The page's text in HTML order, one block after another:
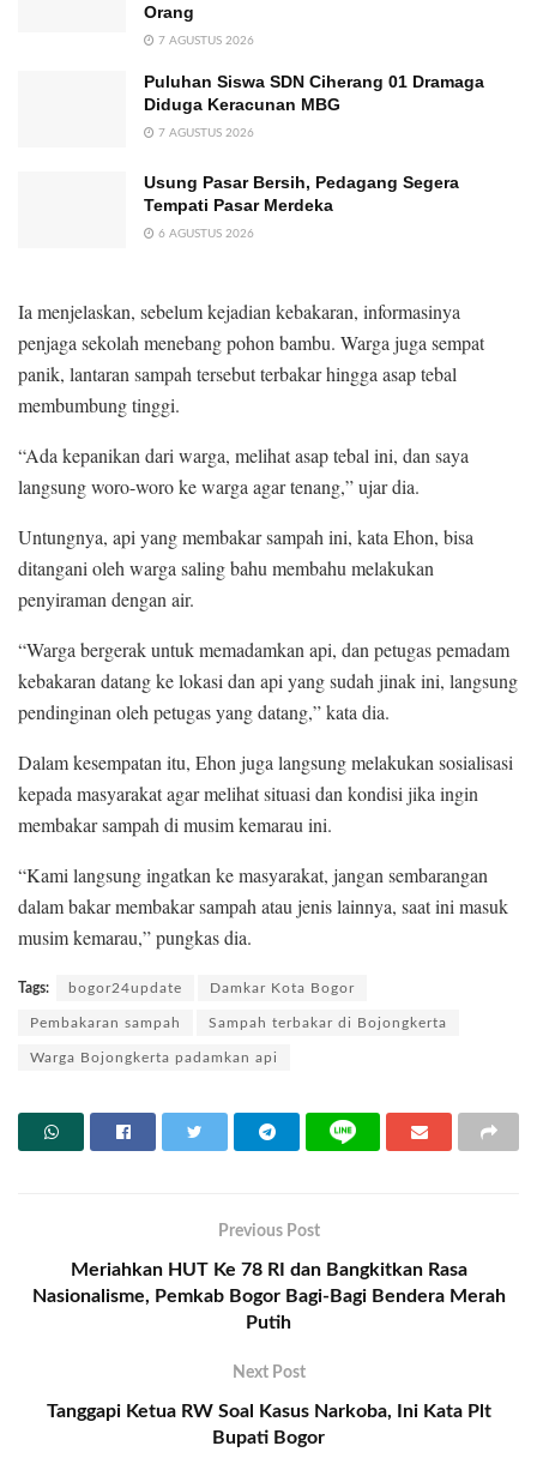
Orang
7 AGUSTUS 2026
Puluhan Siswa SDN Ciherang 01 Dramaga
Diduga Keracunan MBG
7 AGUSTUS 2026
Usung Pasar Bersih, Pedagang Segera
Tempati Pasar Merdeka
6 AGUSTUS 2026
Ia menjelaskan, sebelum kejadian kebakaran, informasinya
penjaga sekolah menebang pohon bambu. Warga juga sempat
panik, lantaran sampah tersebut terbakar hingga asap tebal
membumbung tinggi.
“Ada kepanikan dari warga, melihat asap tebal ini, dan saya
langsung woro-woro ke warga agar tenang,” ujar dia.
Untungnya, api yang membakar sampah ini, kata Ehon, bisa
ditangani oleh warga saling bahu membahu melakukan
penyiraman dengan air.
“Warga bergerak untuk memadamkan api, dan petugas pemadam
kebakaran datang ke lokasi dan api yang sudah jinak ini, langsung
pendinginan oleh petugas yang datang,” kata dia.
Dalam kesempatan itu, Ehon juga langsung melakukan sosialisasi
kepada masyarakat agar melihat situasi dan kondisi jika ingin
membakar sampah di musim kemarau ini.
“Kami langsung ingatkan ke masyarakat, jangan sembarangan
dalam bakar membakar sampah atau jenis lainnya, saat ini masuk
musim kemarau,” pungkas dia.
Tags: bogor24update Damkar Kota Bogor
Pembakaran sampah Sampah terbakar di Bojongkerta
Warga Bojongkerta padamkan api
Previous Post
Meriahkan HUT Ke 78 RI dan Bangkitkan Rasa
Nasionalisme, Pemkab Bogor Bagi-Bagi Bendera Merah
Putih
Next Post
Tanggapi Ketua RW Soal Kasus Narkoba, Ini Kata Plt
Bupati Bogor